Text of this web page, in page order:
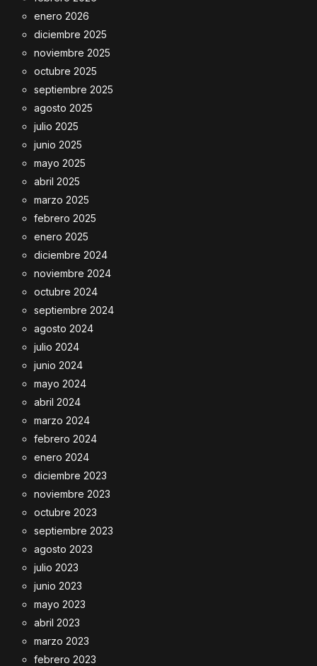
enero 2026
diciembre 2025
noviembre 2025
octubre 2025
septiembre 2025
agosto 2025
julio 2025
junio 2025
mayo 2025
abril 2025
marzo 2025
febrero 2025
enero 2025
diciembre 2024
noviembre 2024
octubre 2024
septiembre 2024
agosto 2024
julio 2024
junio 2024
mayo 2024
abril 2024
marzo 2024
febrero 2024
enero 2024
diciembre 2023
noviembre 2023
octubre 2023
septiembre 2023
agosto 2023
julio 2023
junio 2023
mayo 2023
abril 2023
marzo 2023
febrero 2023